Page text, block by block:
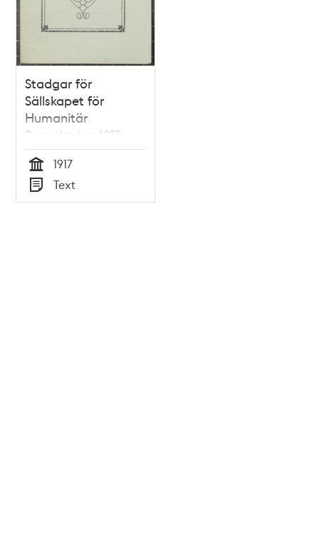
Stadgar för
Sällskapet för
Humanitär
Barnalstring 1917
Tid
1917
Typ
Text